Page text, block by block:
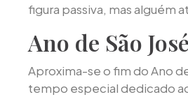
figura passiva, mas alguém
Ano de São José
Aproxima-se o fim do Ano
tempo especial dedicado